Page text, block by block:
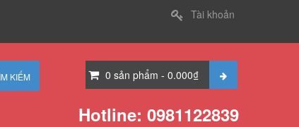
Tài khoản
0 sản phẩm - 0.000₫
Hotline: 0981122839